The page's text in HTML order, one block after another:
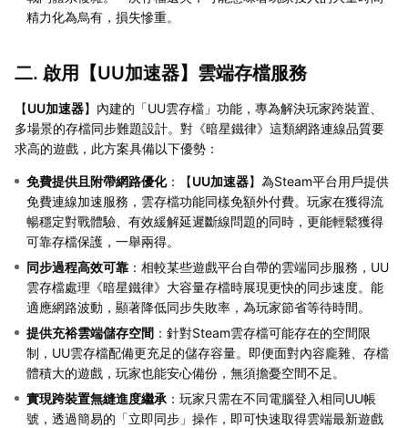
精力化為烏有，損失慘重。
二. 啟用【UU加速器】雲端存檔服務
【UU加速器】內建的「UU雲存檔」功能，專為解決玩家跨裝置、
多場景的存檔同步難題設計。對《暗星鐵律》這類網路連線品質要
求高的遊戲，此方案具備以下優勢：
免費提供且附帶網路優化：【UU加速器】為Steam平台用戶提供
免費連線加速服務，雲存檔功能同樣免額外付費。玩家在獲得流
暢穩定對戰體驗、有效緩解延遲斷線問題的同時，更能輕鬆獲得
可靠存檔保護，一舉兩得。
同步過程高效可靠 ：相較某些遊戲平台自帶的雲端同步服務，UU
雲存檔處理《暗星鐵律》大容量存檔時展現更快的同步速度。能
適應網路波動，顯著降低同步失敗率，為玩家節省等待時間。
提供充裕雲端儲存空間 ：針對Steam雲存檔可能存在的空間限
制，UU雲存檔配備更充足的儲存容量。即便面對內容龐雜、存檔
體積大的遊戲，玩家也能安心備份，無須擔憂空間不足。
實現跨裝置無縫進度繼承 ：玩家只需在不同電腦登入相同UU帳
號，透過簡易的「立即同步」操作，即可快速取得雲端最新遊戲